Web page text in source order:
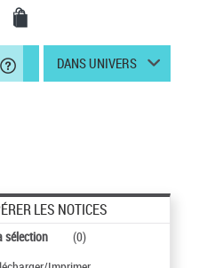
DANS UNIVERS
LES NOTICES
sélection (0)